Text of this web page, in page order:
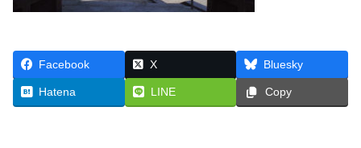
Facebook X Bluesky
Hatena LINE Copy